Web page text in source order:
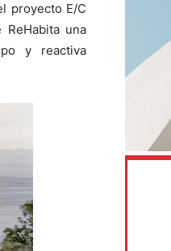
proyecto E/C
una
y reactiva